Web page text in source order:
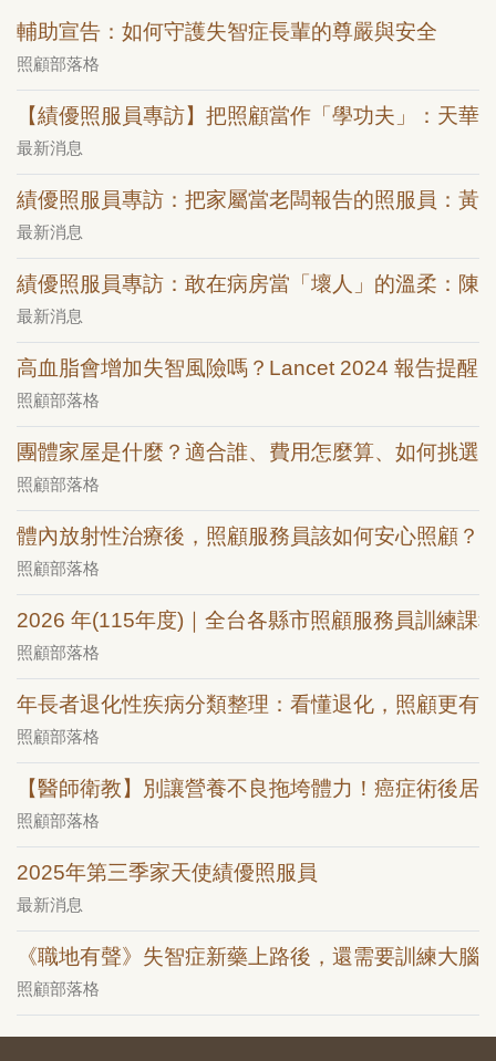
輔助宣告：如何守護失智症長輩的尊嚴與安全
照顧部落格
【績優照服員專訪】把照顧當作「學功夫」：天華
最新消息
績優照服員專訪：把家屬當老闆報告的照服員：黃
最新消息
績優照服員專訪：敢在病房當「壞人」的溫柔：陳
最新消息
高血脂會增加失智風險嗎？Lancet 2024 報告提醒
照顧部落格
團體家屋是什麼？適合誰、費用怎麼算、如何挑選
照顧部落格
體內放射性治療後，照顧服務員該如何安心照顧？
照顧部落格
2026 年(115年度)｜全台各縣市照顧服務員訓練課
照顧部落格
年長者退化性疾病分類整理：看懂退化，照顧更有
照顧部落格
【醫師衛教】別讓營養不良拖垮體力！癌症術後居
照顧部落格
2025年第三季家天使績優照服員
最新消息
《職地有聲》失智症新藥上路後，還需要訓練大
照顧部落格